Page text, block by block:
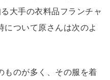
大手の衣料品フランチャ
について原さんは次のよ
ものが多く、その服を着